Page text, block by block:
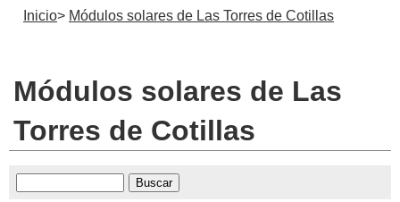
Inicio Módulos solares de Las Torres de Cotillas
Módulos solares de Las
Torres de Cotillas